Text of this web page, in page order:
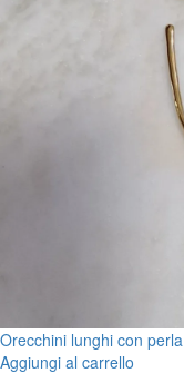
Orecchini lunghi con perla
Aggiungi al carrello